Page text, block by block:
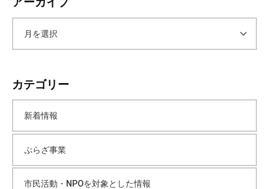
カ
イ
ブ
カテゴリー
新着情報
ぷらざ事業
市民活動・NPOを対象とした情報